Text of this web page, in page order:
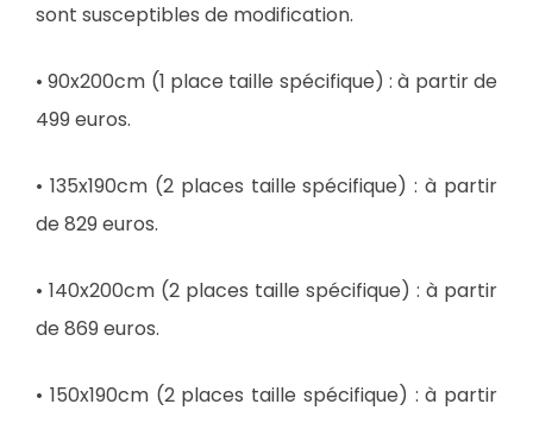
sont susceptibles de modification.
• 90x200cm (1 place taille spécifique) : à partir de
499 euros.
• 135x190cm (2 places taille spécifique) : à partir
de 829 euros.
• 140x200cm (2 places taille spécifique) : à partir
de 869 euros.
• 150x190cm (2 places taille spécifique) : à partir